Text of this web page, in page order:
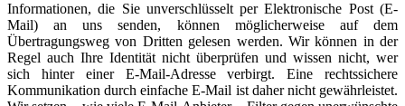
Informationen, die Sie unverschlüsselt per Elektronische Post (E-
Mail) an uns senden, können möglicherweise auf dem
Übertragungsweg von Dritten gelesen werden. Wir können in der
Regel auch Ihre Identität nicht überprüfen und wissen nicht, wer
sich hinter einer E-Mail-Adresse verbirgt. Eine rechtssichere
Kommunikation durch einfache E-Mail ist daher nicht gewährleistet.